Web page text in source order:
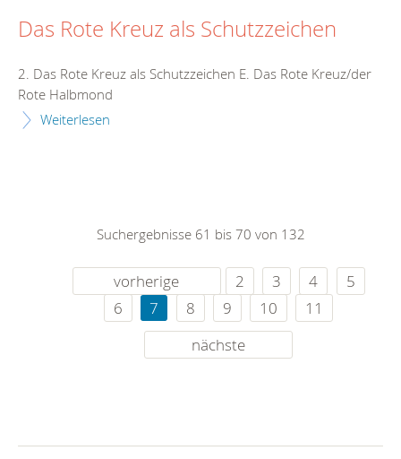
Das Rote Kreuz als Schutzzeichen
2. Das Rote Kreuz als Schutzzeichen E. Das Rote Kreuz/der
Rote Halbmond
Weiterlesen
Suchergebnisse 61 bis 70 von 132
vorherige 2 3 4
5
6
7 8 9 10
11
nächste